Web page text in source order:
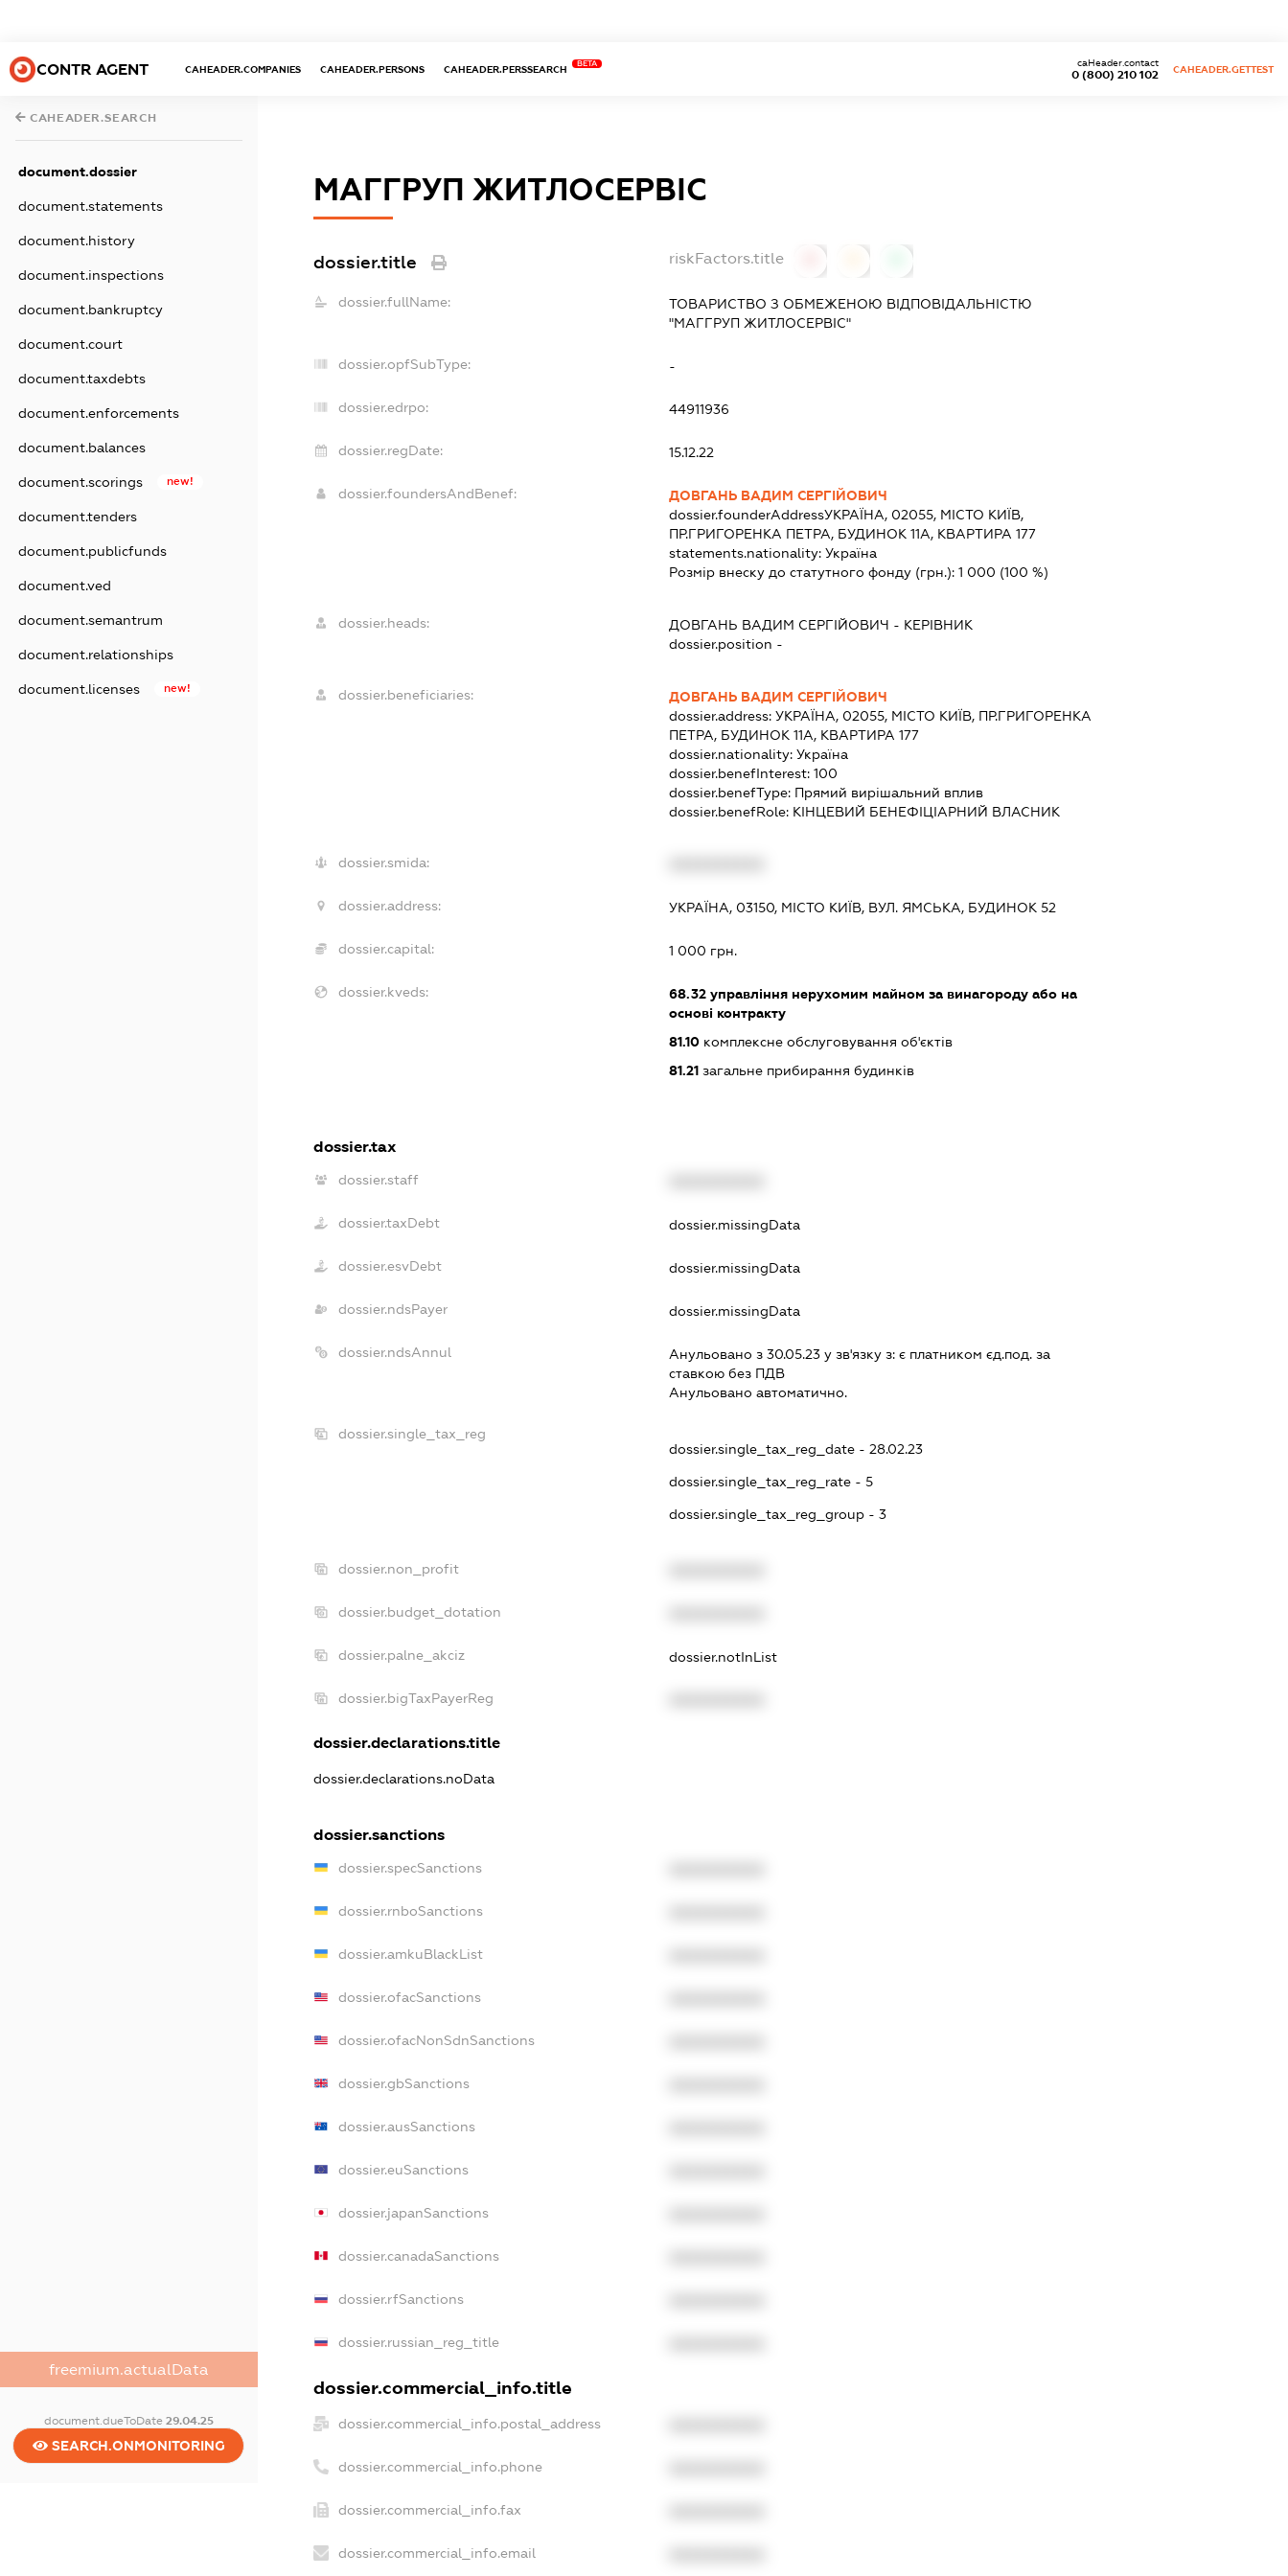
CONTR AGENT CAHEADER.COMPANIES CAHEADER.PERSONS CAHEADER.PERSSEARCH
BETA
0 (800) 210 102
caHeader.contact
CAHEADER.GETTEST
CAHEADER.SEARCH
document.dossier
document.statements
document.history
document.inspections
document.bankruptcy
document.court
document.taxdebts
document.enforcements
document.balances
document.scorings new!
document.tenders
document.publicfunds
document.ved
document.semantrum
document.relationships
document.licenses new!
freemium.actualData
document.dueToDate 29.04.25
SEARCH.ONMONITORING
МАГГРУП ЖИТЛОСЕРВІС
dossier.title riskFactors.title
dossier.fullName:
ТОВАРИСТВО З ОБМЕЖЕНОЮ ВІДПОВІДАЛЬНІСТЮ
"МАГГРУП ЖИТЛОСЕРВІС"
dossier.opfSubType: -
dossier.edrpo: 44911936
dossier.regDate: 15.12.22
dossier.foundersAndBenef:
ДОВГАНЬ ВАДИМ СЕРГІЙОВИЧ
dossier.founderAddressУКРАЇНА, 02055, МІСТО КИЇВ,
ПР.ГРИГОРЕНКА ПЕТРА, БУДИНОК 11А, КВАРТИРА 177
statements.nationality:Україна
Розмір внеску до статутного фонду (грн.):1 000 (100 %)
dossier.heads: ДОВГАНЬ ВАДИМ СЕРГІЙОВИЧ - КЕРІВНИК
dossier.position -
dossier.beneficiaries:
ДОВГАНЬ ВАДИМ СЕРГІЙОВИЧ
dossier.address:УКРАЇНА, 02055, МІСТО КИЇВ, ПР.ГРИГОРЕНКА
ПЕТРА, БУДИНОК 11А, КВАРТИРА 177
dossier.nationality:Україна
dossier.benefInterest:100
dossier.benefType: Прямий вирішальний вплив
dossier.benefRole: КІНЦЕВИЙ БЕНЕФІЦІАРНИЙ ВЛАСНИК
dossier.smida:
dossier.address: УКРАЇНА, 03150, МІСТО КИЇВ, ВУЛ. ЯМСЬКА, БУДИНОК 52
dossier.capital: 1 000 грн.
dossier.kveds: 68.32 управління нерухомим майном за винагороду або на
основі контракту
81.10 комплексне обслуговування об'єктів
81.21 загальне прибирання будинків
dossier.tax
dossier.staff
dossier.taxDebt dossier.missingData
dossier.esvDebt dossier.missingData
dossier.ndsPayer dossier.missingData
dossier.ndsAnnul Анульовано з 30.05.23 у зв'язку з:є платником єд.под. за
ставкою без ПДВ
Анульовано автоматично.
dossier.single_tax_reg
dossier.single_tax_reg_date - 28.02.23
dossier.single_tax_reg_rate - 5
dossier.single_tax_reg_group - 3
dossier.non_profit
dossier.budget_dotation
dossier.palne_akciz dossier.notInList
dossier.bigTaxPayerReg
dossier.declarations.title
dossier.declarations.noData
dossier.sanctions
dossier.specSanctions
dossier.rnboSanctions
dossier.amkuBlackList
dossier.ofacSanctions
dossier.ofacNonSdnSanctions
dossier.gbSanctions
dossier.ausSanctions
dossier.euSanctions
dossier.japanSanctions
dossier.canadaSanctions
dossier.rfSanctions
dossier.russian_reg_title
dossier.commercial_info.title
dossier.commercial_info.postal_address
dossier.commercial_info.phone
dossier.commercial_info.fax
dossier.commercial_info.email